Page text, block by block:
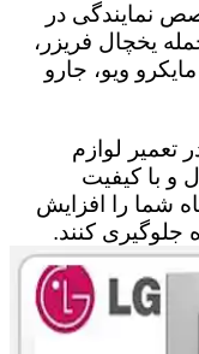
نمایندگی در
یخچال فریزر،
ویو، جارو
تعمیر لوازم
و با کیفیت
شما را افزایش
جلوگیری کنند.